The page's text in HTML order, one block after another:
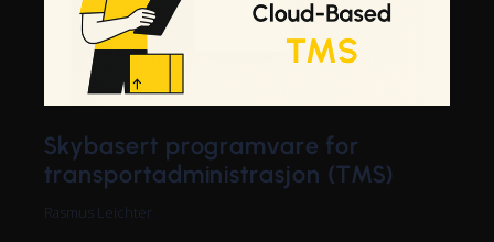
Skybasert programvare for
transportadministrasjon (TMS)
Rasmus Leichter